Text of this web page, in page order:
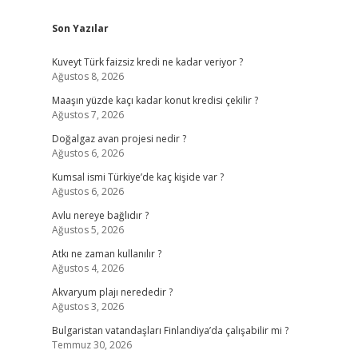
Sidebar
Son Yazılar
Kuveyt Türk faizsiz kredi ne kadar veriyor ?
Ağustos 8, 2026
Maaşın yüzde kaçı kadar konut kredisi çekilir ?
Ağustos 7, 2026
Doğalgaz avan projesi nedir ?
Ağustos 6, 2026
Kumsal ismi Türkiye’de kaç kişide var ?
Ağustos 6, 2026
Avlu nereye bağlıdır ?
Ağustos 5, 2026
Atkı ne zaman kullanılır ?
Ağustos 4, 2026
Akvaryum plajı nerededir ?
Ağustos 3, 2026
Bulgaristan vatandaşları Finlandiya’da çalışabilir mi ?
Temmuz 30, 2026